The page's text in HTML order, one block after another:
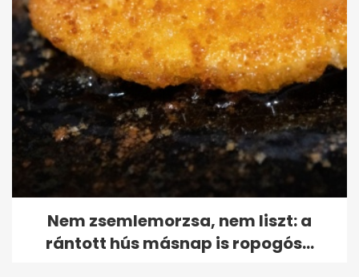
Nem zsemlemorzsa, nem liszt: a
rántott hús másnap is ropogós...